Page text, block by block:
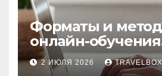
Форматы и
онлайн-обучения
современным
2 ИЮЛЯ 2026